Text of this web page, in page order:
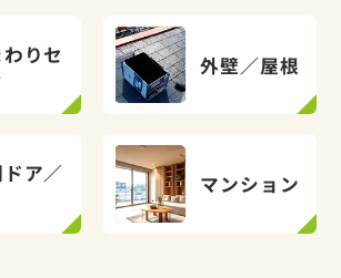
りセ
外壁／屋根
ア／
マンション